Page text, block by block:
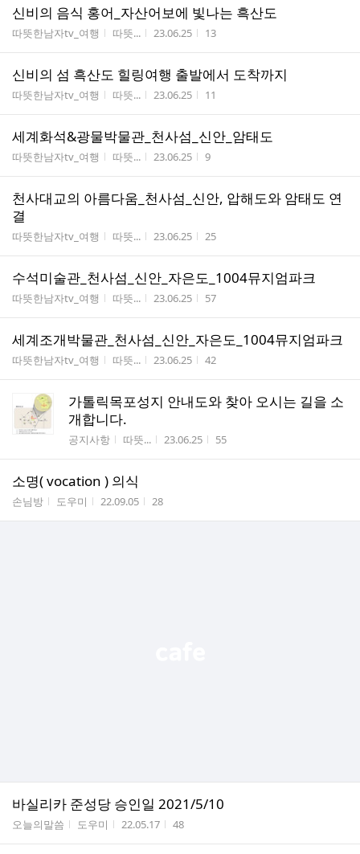
신비의 음식 홍어_자산어보에 빛나는 흑산도
게시판명
따뜻한남자tv_여행 작성자
따뜻... 작성시간
23.06.25 조회수
13
신비의 섬 흑산도 힐링여행 출발에서 도착까지
게시판명
따뜻한남자tv_여행 작성자
따뜻... 작성시간
23.06.25 조회수
11
세계화석&광물박물관_천사섬_신안_암태도
게시판명
따뜻한남자tv_여행 작성자
따뜻... 작성시간
23.06.25 조회수
9
천사대교의 아름다움_천사섬_신안, 압해도와 암태도 연
결
게시판명
따뜻한남자tv_여행 작성자
따뜻... 작성시간
23.06.25 조회수
25
수석미술관_천사섬_신안_자은도_1004뮤지엄파크
게시판명
따뜻한남자tv_여행 작성자
따뜻... 작성시간
23.06.25 조회수
57
세계조개박물관_천사섬_신안_자은도_1004뮤지엄파크
게시판명
따뜻한남자tv_여행 작성자
따뜻... 작성시간
23.06.25 조회수
42
가톨릭목포성지 안내도와 찾아 오시는 길을 소
개합니다.
게시판명
공지사항 작성자
따뜻... 작성시간
23.06.25 조회수
55
소명( vocation ) 의식
게시판명
손님방 작성자
도우미 작성시간
22.09.05 조회수
28
바실리카 준성당 승인일 2021/5/10
게시판명
오늘의말씀 작성자
도우미 작성시간
22.05.17 조회수
48